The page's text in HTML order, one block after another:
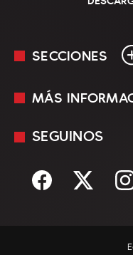
SECCIONES
En Vivo
Sociedad
MÁS
Mediakit
Términos y
SEGUINOS